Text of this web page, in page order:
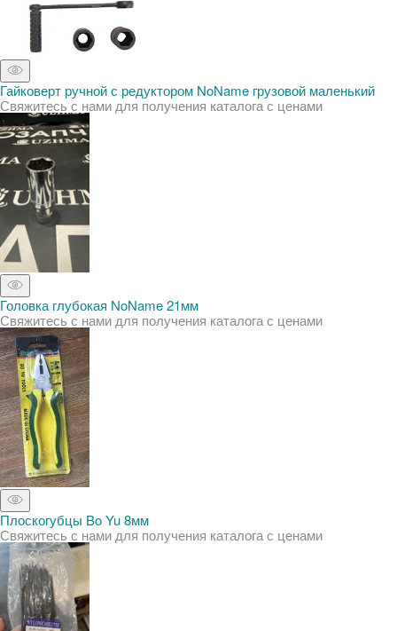
Гайковерт ручной с редуктором NoName грузовой маленький
Свяжитесь с нами для получения каталога с ценами
Головка глубокая NoName 21мм
Свяжитесь с нами для получения каталога с ценами
Плоскогубцы Bo Yu 8мм
Свяжитесь с нами для получения каталога с ценами